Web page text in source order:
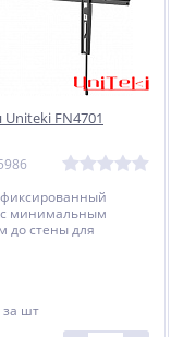
FN4701
минимальным
до стены для
за шт